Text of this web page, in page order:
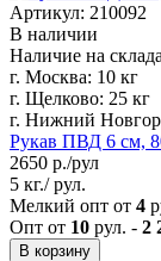
Артикул: 210092
В наличии
Наличие на
г. Москва: 10 кг
г. Щелково: 25 кг
г. Нижний
Рукав ПВД 6 см,
2650 р./рул
5 кг./ рул.
Мелкий опт от 4
Опт от 10 рул. - 2
В корзину